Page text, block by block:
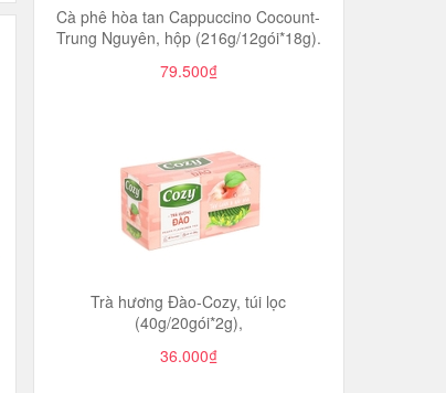
Cà phê hòa tan Cappuccino Cocount-
Trung Nguyên, hộp (216g/12gói*18g).
79.500₫
Trà hương Đào-Cozy, túi lọc
(40g/20gói*2g),
36.000₫